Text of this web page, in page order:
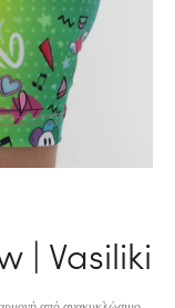
| Vasiliki